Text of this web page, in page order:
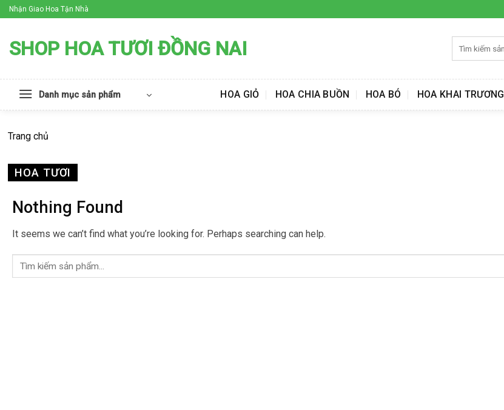
Skip
to
Nhận Giao Hoa Tận Nhà
SHOP HOA TƯƠI ĐỒNG NAI
kiếm:
Danh mục sản phẩm HOA GIỎ HOA CHIA BUỒN HOA BÓ HOA KHAI TRƯƠNG
Trang chủ
HOA TƯƠI
Nothing Found
It seems we can’t find what you’re looking for. Perhaps searching can help.